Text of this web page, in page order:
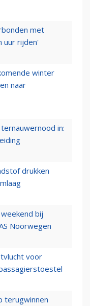
met
uur rijden'
winter
naar
in:
drukken
bij
Noorwegen
voor
terugwinnen